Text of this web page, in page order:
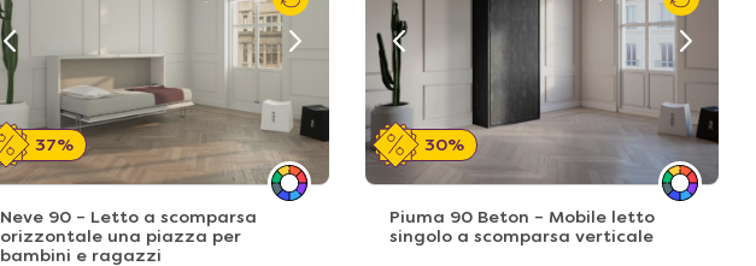
37%
Neve 90 – Letto a scomparsa
orizzontale una piazza per
bambini e ragazzi
30%
Piuma 90 Beton – Mobile letto
singolo a scomparsa verticale